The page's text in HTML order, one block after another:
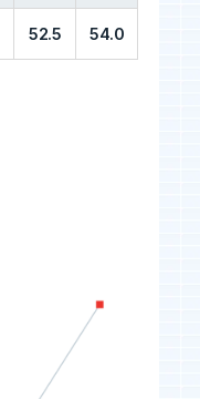
52.5 54.0